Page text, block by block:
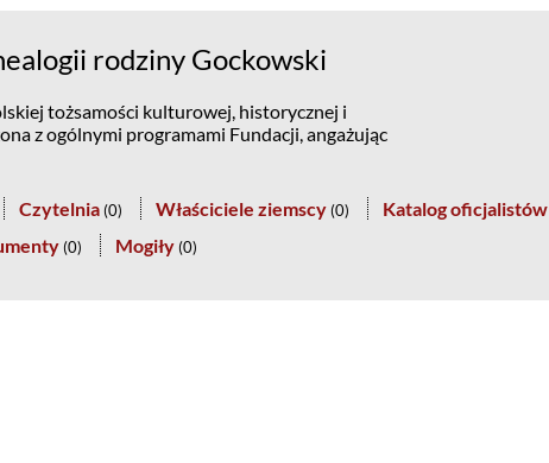
rodziny Gockowski
tożsamości kulturowej, historycznej i
z ogólnymi programami Fundacji, angażując
Czytelnia (0) Właściciele ziemscy (0) Katalog oficjalistów
(0) Mogiły (0)